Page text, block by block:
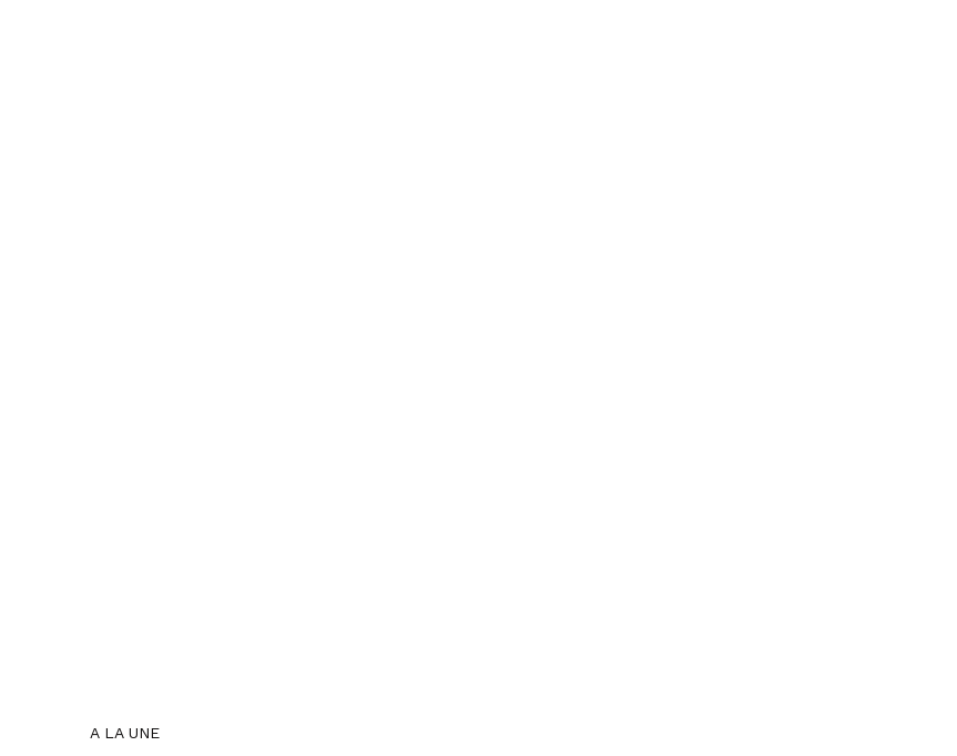
A LA UNE